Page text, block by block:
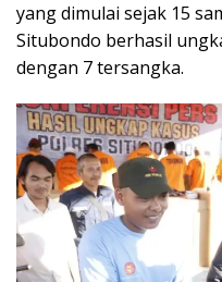
yang dimulai sejak 15
Situbondo berhasil
dengan 7 tersangka.